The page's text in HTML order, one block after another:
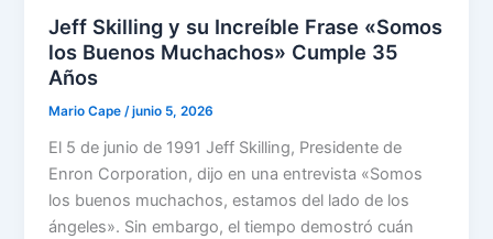
Jeff Skilling y su Increíble Frase «Somos
los Buenos Muchachos» Cumple 35
Años
Mario Cape/junio 5, 2026
El 5 de junio de 1991 Jeff Skilling, Presidente de
Enron Corporation, dijo en una entrevista «Somos
los buenos muchachos, estamos del lado de los
ángeles». Sin embargo, el tiempo demostró cuán